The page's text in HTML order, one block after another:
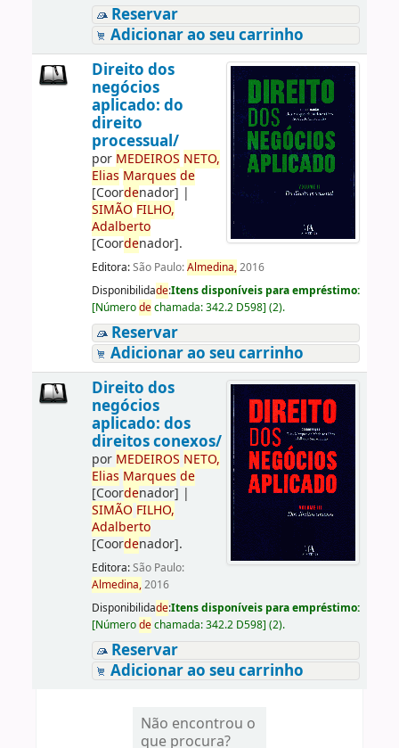
Reservar
Adicionar ao seu carrinho
Direito dos
negócios
aplicado: do
direito
processual/
por MEDEIROS NETO,
Elias Marques de
[Coordenador] |
SIMÃO FILHO,
Adalberto
[Coordenador].
Editora:São Paulo:Almedina,2016
Disponibilidade:Itens disponíveis para empréstimo:
[Númerodechamada:342.2 D598] (2).
Reservar
Adicionar ao seu carrinho
Direito dos
negócios
aplicado: dos
direitos conexos/
por MEDEIROS NETO,
Elias Marques de
[Coordenador] |
SIMÃO FILHO,
Adalberto
[Coordenador].
Editora:São Paulo:
Almedina,2016
Disponibilidade:Itens disponíveis para empréstimo:
[Númerodechamada:342.2 D598] (2).
Reservar
Adicionar ao seu carrinho
Não encontrou o
que procura?